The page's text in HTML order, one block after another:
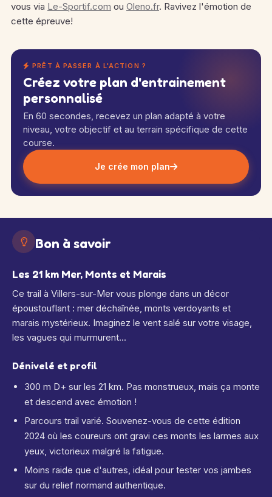
vous via Le-Sportif.com ou Oleno.fr. Ravivez l'émotion de
cette épreuve!
PRÊT À PASSER À L'ACTION ?
Créez votre plan d'entrainement
personnalisé
En 60 secondes, recevez un plan adapté à votre
niveau, votre objectif et au terrain spécifique de cette
course.
Je crée mon plan
Bon à savoir
Les 21 km Mer, Monts et Marais
Ce trail à Villers-sur-Mer vous plonge dans un décor
époustouflant : mer déchaînée, monts verdoyants et
marais mystérieux. Imaginez le vent salé sur votre visage,
les vagues qui murmurent...
Dénivelé et profil
300 m D+ sur les 21 km. Pas monstrueux, mais ça monte
et descend avec émotion !
Parcours trail varié. Souvenez-vous de cette édition
2024 où les coureurs ont gravi ces monts les larmes aux
yeux, victorieux malgré la fatigue.
Moins raide que d'autres, idéal pour tester vos jambes
sur du relief normand authentique.